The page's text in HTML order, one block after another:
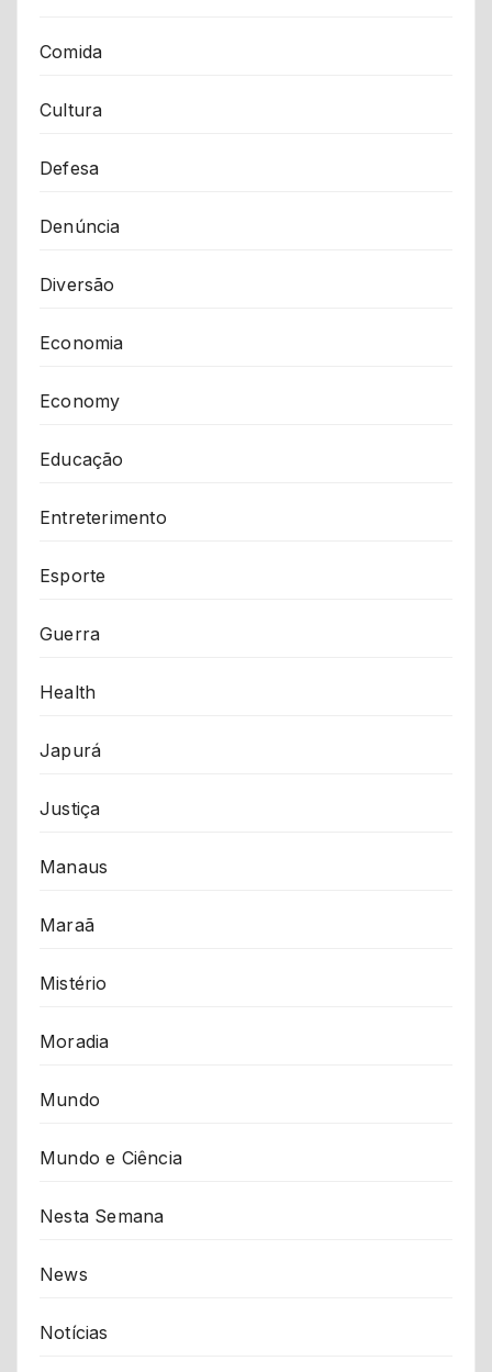
Comida
Cultura
Defesa
Denúncia
Diversão
Economia
Economy
Educação
Entreterimento
Esporte
Guerra
Health
Japurá
Justiça
Manaus
Maraã
Mistério
Moradia
Mundo
Mundo e Ciência
Nesta Semana
News
Notícias